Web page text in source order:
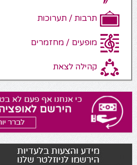
תרבות / תערוכות
מופעים / מחזמרים
קהילה לצאת